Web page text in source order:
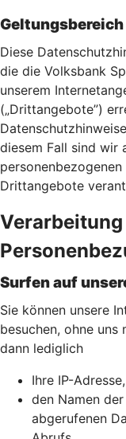
Diese
die die Volksbank
unserem
(„Drittangebote”)
diesem Fall sind wir
Drittangebote
Surfen auf
Sie können unsere
besuchen, ohne
dann lediglich
Ihre IP-Adresse,
den Namen
abgerufenen